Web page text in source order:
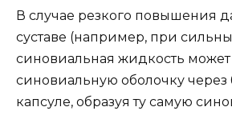
В случае резкого повышения
суставе (например, при
синовиальная жидкость может
синовиальную оболочку
капсуле, образуя ту самую